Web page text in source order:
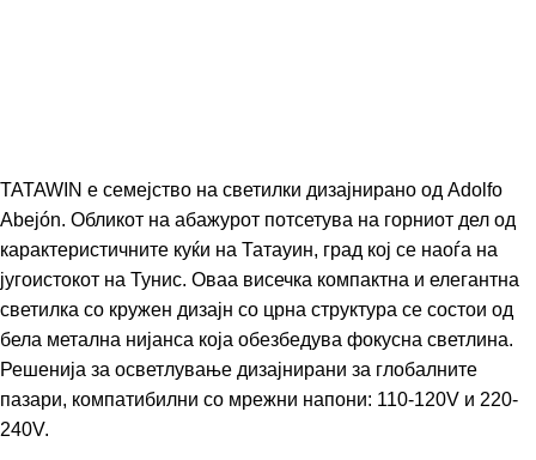
TATAWIN е семејство на светилки дизајнирано од Adolfo
Abejón. Обликот на абажурот потсетува на горниот дел од
карактеристичните куќи на Татауин, град кој се наоѓа на
југоистокот на Тунис. Оваа висечка компактна и елегантна
светилка со кружен дизајн со црна структура се состои од
бела метална нијанса која обезбедува фокусна светлина.
Решенија за осветлување дизајнирани за глобалните
пазари, компатибилни со мрежни напони: 110-120V и 220-
240V.